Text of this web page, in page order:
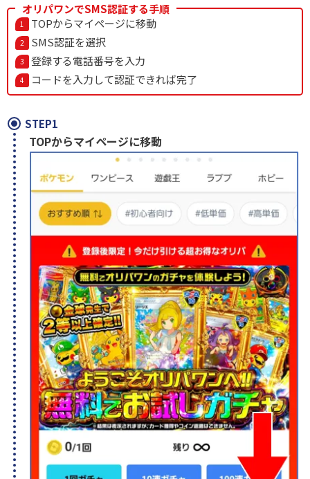
6オリパワン
2周年大感謝祭イベント開催中！
初回限定LINEクーポン配布中！
新規限定でアド確5種が引ける
下記招待コードで最大1,500コイン！
招待コード baxGPb
オリパワン公式サイトを見る
オリくじ
新弾発売記念イベント開催中！
LINEクーポンで最大90%OFF
毎日無料ガチャが引ける
還元率100％超えの時限オリパが熱い！
オリくじ公式サイトを見る
TORAオリパ
1周年記念イベント開催中！
新規登録限定で最大90％OFF
新規限定5種類のアド確が引ける
還元率110%超の限定ガチャが引ける！
TORAオリパ公式サイトを見る
オリパワンでSMS認証する手順
TOPからマイページに移動
SMS認証を選択
登録する電話番号を入力
コードを入力して認証できれば完了
STEP1
TOPからマイページに移動